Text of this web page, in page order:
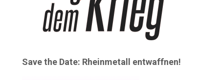
Save the Date: Rheinmetall entwaffnen!